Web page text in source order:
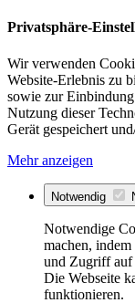
Privatsphäre-
Wir verwenden
Website-Erlebnis zu
sowie zur
Nutzung dieser
Gerät gespeichert
Mehr anzeigen
Notwendig
Notwendige
machen,
und Zugriff auf
Die Webseite
funktionieren.